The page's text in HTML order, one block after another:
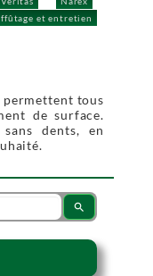
et entretien
permettent tous
de surface.
dents, en
search